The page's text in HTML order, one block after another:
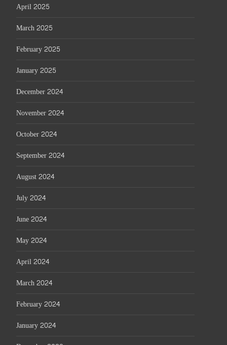
April 2025
March 2025
February 2025
January 2025
December 2024
November 2024
October 2024
September 2024
August 2024
July 2024
June 2024
May 2024
April 2024
March 2024
February 2024
January 2024